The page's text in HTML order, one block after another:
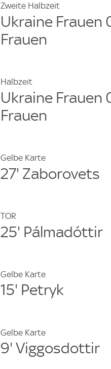
Zweite Halbzeit
Ukraine Frauen
Frauen
Halbzeit
Ukraine Frauen
Frauen
Gelbe Karte
27' Zaborovets
TOR
25' Pálmadóttir
Gelbe Karte
15' Petryk
Gelbe Karte
9' Viggosdottir